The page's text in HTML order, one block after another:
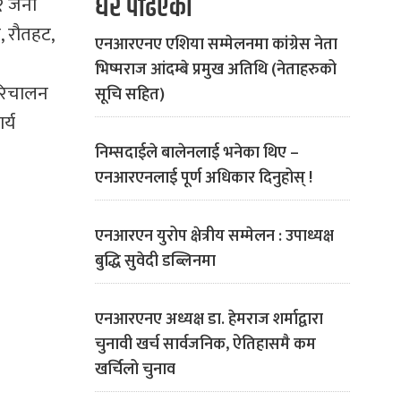
धेरै पढिएको
एनआरएनए एशिया सम्मेलनमा कांग्रेस नेता
भिष्मराज आंदम्बे प्रमुख अतिथि (नेताहरुको
सूचि सहित)
निम्सदाईले बालेनलाई भनेका थिए –
एनआरएनलाई पूर्ण अधिकार दिनुहोस् !
एनआरएन युरोप क्षेत्रीय सम्मेलन : उपाध्यक्ष
बुद्धि सुवेदी डब्लिनमा
एनआरएनए अध्यक्ष डा. हेमराज शर्माद्वारा
चुनावी खर्च सार्वजनिक, ऐतिहासमै कम
खर्चिलो चुनाव